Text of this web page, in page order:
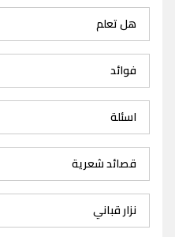
هل تعلم
فوائد
اسئلة
قصائد شعرية
نزار قباني